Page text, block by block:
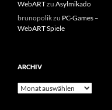
WebARTzu Asylmikado
brunopolikzu PC-Games –
WebART Spiele
ARCHIV
Archiv